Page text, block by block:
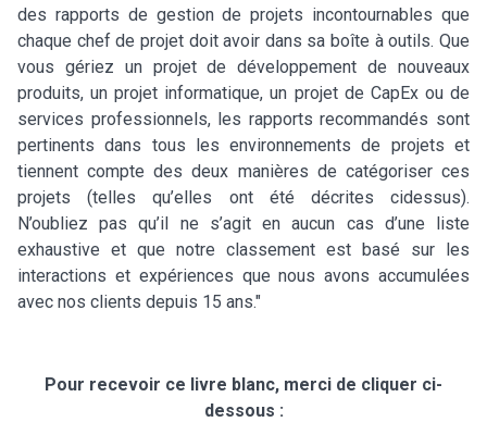
des rapports de gestion de projets incontournables que
chaque chef de projet doit avoir dans sa boîte à outils. Que
vous gériez un projet de développement de nouveaux
produits, un projet informatique, un projet de CapEx ou de
services professionnels, les rapports recommandés sont
pertinents dans tous les environnements de projets et
tiennent compte des deux manières de catégoriser ces
projets (telles qu’elles ont été décrites cidessus).
N’oubliez pas qu’il ne s’agit en aucun cas d’une liste
exhaustive et que notre classement est basé sur les
interactions et expériences que nous avons accumulées
avec nos clients depuis 15 ans."
Pour recevoir ce livre blanc, merci de cliquer ci-
dessous :